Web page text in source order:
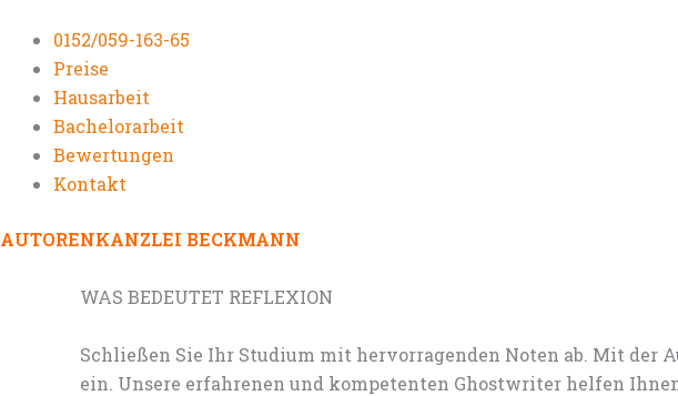
0152/059-163-65
Preise
Hausarbeit
Bachelorarbeit
Bewertungen
Kontakt
AUTORENKANZLEI BECKMANN
WAS BEDEUTET REFLEXION
Schließen Sie Ihr Studium mit hervorragenden Noten ab. Mit
ein. Unsere erfahrenen und kompetenten Ghostwriter helfen